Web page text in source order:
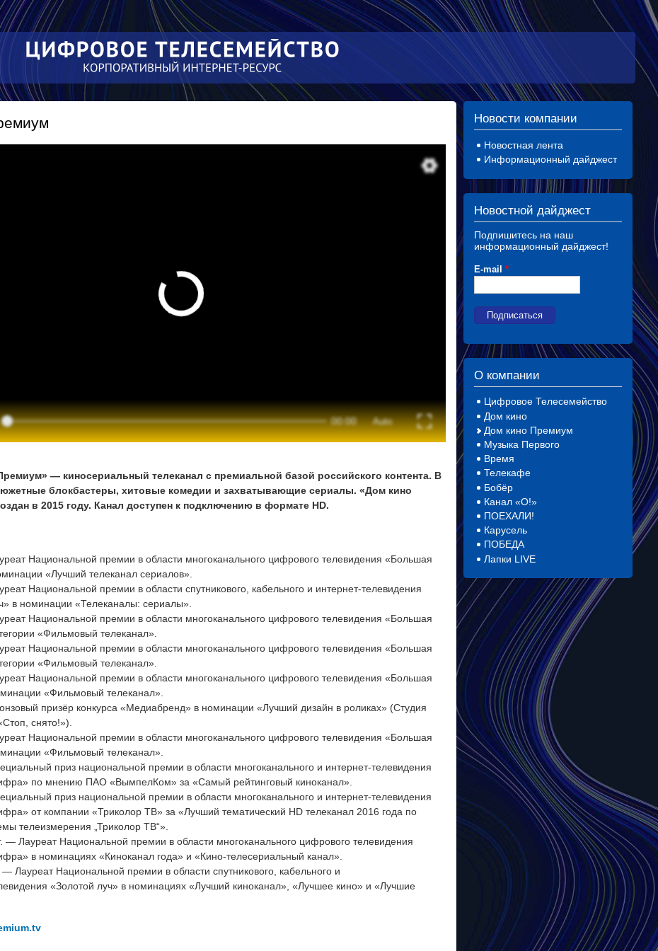
Перейти к
основному
содержанию
— киносериальный телеканал с премиальной базой российского контента. В
блокбастеры, хитовые комедии и захватывающие сериалы. «Дом кино
в 2015 году. Канал доступен к подключению в формате HD.
Национальной премии в области многоканального цифрового телевидения «Большая
«Лучший телеканал сериалов».
Национальной премии в области спутникового, кабельного и интернет‑телевидения
в номинации «Телеканалы: сериалы».
Национальной премии в области многоканального цифрового телевидения «Большая
«Фильмовый телеканал».
Национальной премии в области многоканального цифрового телевидения «Большая
«Фильмовый телеканал».
Национальной премии в области многоканального цифрового телевидения «Большая
«Фильмовый телеканал».
призёр конкурса «Медиабренд» в номинации «Лучший дизайн в роликах» (Студия
снято!»).
Национальной премии в области многоканального цифрового телевидения «Большая
«Фильмовый телеканал».
приз национальной премии в области многоканального и интернет‑телевидения
по мнению ПАО «ВымпелКом» за «Самый рейтинговый киноканал».
приз национальной премии в области многоканального и интернет‑телевидения
от компании «Триколор ТВ» за «Лучший тематический HD телеканал 2016 года по
телеизмерения „Триколор ТВ“».
— Лауреат Национальной премии в области многоканального цифрового телевидения
в номинациях «Киноканал года» и «Кино‑телесериальный канал».
— Лауреат Национальной премии в области спутникового, кабельного и
«Золотой луч» в номинациях «Лучший киноканал», «Лучшее кино» и «Лучшие
Новости компании
Новостная лента
Информационный дайджест
Новостной дайджест
Подпишитесь на наш
информационный дайджест!
E-mail *
О компании
Цифровое Телесемейство
Дом кино
Дом кино Премиум
Музыка Первого
Время
Телекафе
Бобёр
Канал «О!»
ПОЕХАЛИ!
Карусель
ПОБЕДА
Лапки LIVE